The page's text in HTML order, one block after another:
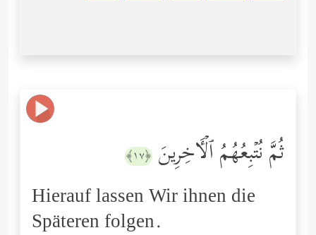
ثُمَّ نُتۡبِعُهُمُ ٱلۡـَٔاخِرِینَ ﴿١٧﴾
Hierauf lassen Wir ihnen die
Späteren folgen.